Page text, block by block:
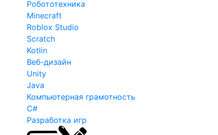
Робототехника
Minecraft
Roblox Studio
Scratch
Kotlin
Веб-дизайн
Unity
Java
Компьютерная грамотность
C#
Разработка игр